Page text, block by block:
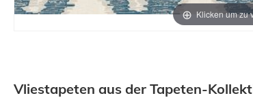
Klicken um zu
Vliestapeten aus der Tapeten-